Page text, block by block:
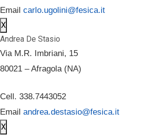
Email carlo.ugolini@fesica.it
X
Andrea De Stasio
Via M.R. Imbriani, 15
80021 – Afragola (NA)
Cell. 338.7443052
Email andrea.destasio@fesica.it
X